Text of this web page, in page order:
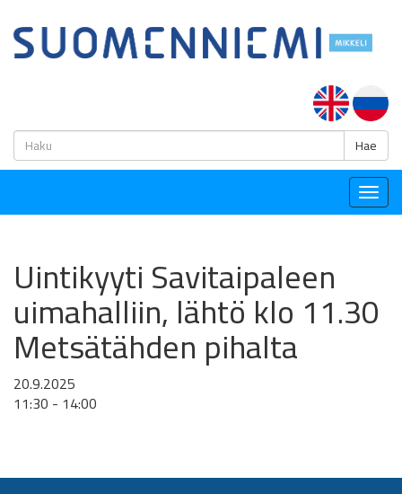
Hae
Uintikyyti Savitaipaleen
uimahalliin, lähtö klo 11.30
Metsätähden pihalta
20.9.2025
11:30 - 14:00